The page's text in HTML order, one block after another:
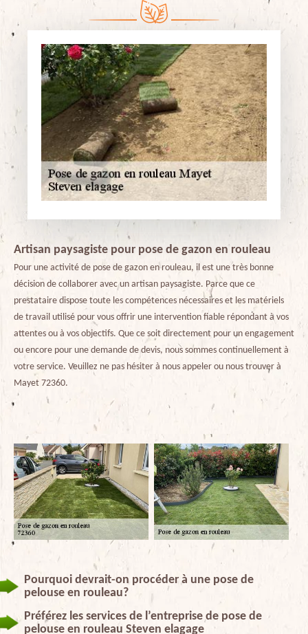
Artisan paysagiste pour pose de gazon en rouleau
Pour une activité de pose de gazon en rouleau, il est une très bonne
décision de collaborer avec un artisan paysagiste. Parce que ce
prestataire dispose toute les compétences nécessaires et les matériels
de travail utilisé pour vous offrir une intervention fiable répondant à vos
attentes ou à vos objectifs. Que ce soit directement pour un engagement
ou encore pour une demande de devis, nous sommes continuellement à
votre service. Veuillez ne pas hésiter à nous appeler ou nous trouver à
Mayet 72360.
Pourquoi devrait-on procéder à une pose de
pelouse en rouleau?
Préférez les services de l’entreprise de pose de
pelouse en rouleau Steven elagage